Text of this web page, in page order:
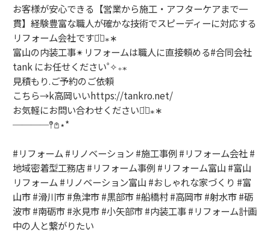
お客様が安心できる【営業から施工・アフターケアまで一
貫】経験豊富な職人が確かな技術でスピーディーに対応する
リフォーム会社です◡̈⃝︎⁎∗
富山の内装工事✴︎ リフォームは職人に直接頼める#合同会社
tank にお任せください˚✧₊⁎
見積もり.ご予約のご依頼
こちら→k高岡いいhttps://tankro.net/
お気軽にお問い合わせください◡̈⃝︎⁎∗
────𖤥𖤘⋆*
#リフォーム #リノベーション #施工事例 #リフォーム会社#
地域密着型工務店#リフォーム事例 #リフォーム富山 #富山
リフォーム #リノベーション富山 #おしゃれな家づくり #富
山市#滑川市#魚津市#黒部市#船橋村#高岡市#射水市#砺
波市#南砺市#氷見市#小矢部市#内装工事#リフォーム計画
中の人と繋がりたい